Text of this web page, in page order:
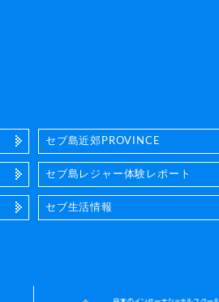
セブ島近郊PROVINCE
セブ島レジャー体験レポート
セブ生活情報